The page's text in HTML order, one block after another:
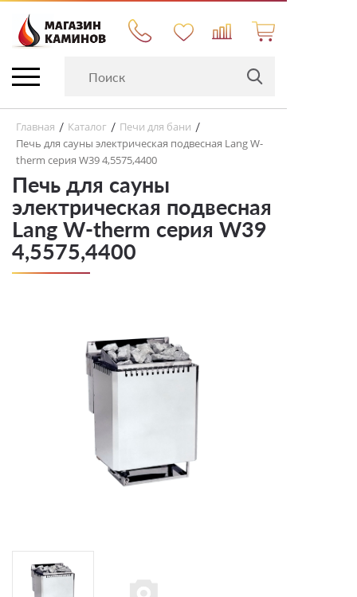
Главная / Каталог / Печи для бани /
Печь для сауны электрическая подвесная Lang W-
therm серия W39 4,5575,4400
Печь для сауны
электрическая подвесная
Lang W-therm серия W39
4,5575,4400